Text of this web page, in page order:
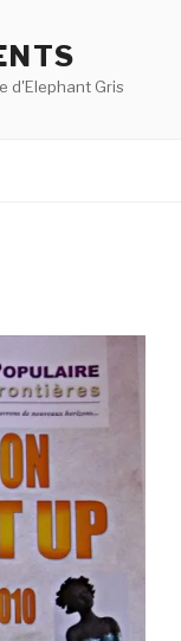
d'Elephant Gris